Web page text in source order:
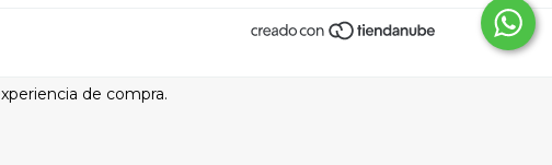
de compra.